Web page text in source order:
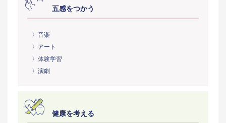
五感をつかう
〉音楽
〉アート
〉体験学習
〉演劇
健康を考える